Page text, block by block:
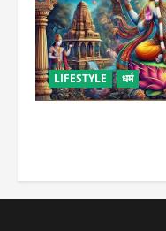
LIFESTYLE धर्म